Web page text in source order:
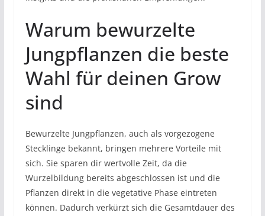
Warum bewurzelte
Jungpflanzen die beste
Wahl für deinen Grow
sind
Bewurzelte Jungpflanzen, auch als vorgezogene
Stecklinge bekannt, bringen mehrere Vorteile mit
sich. Sie sparen dir wertvolle Zeit, da die
Wurzelbildung bereits abgeschlossen ist und die
Pflanzen direkt in die vegetative Phase eintreten
können. Dadurch verkürzt sich die Gesamtdauer des